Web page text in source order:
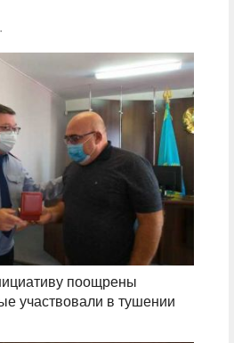
поощрены
участвовали в тушении